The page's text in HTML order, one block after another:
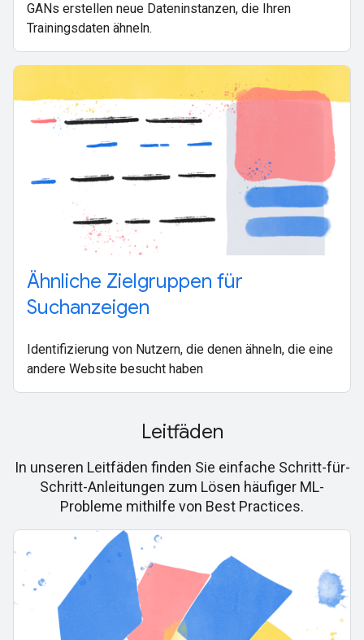
GANs erstellen neue Dateninstanzen, die Ihren
Trainingsdaten ähneln.
Ähnliche Zielgruppen für
Suchanzeigen
Identifizierung von Nutzern, die denen ähneln, die eine
andere Website besucht haben
Leitfäden
In unseren Leitfäden finden Sie einfache Schritt-für-
Schritt-Anleitungen zum Lösen häufiger ML-
Probleme mithilfe von Best Practices.